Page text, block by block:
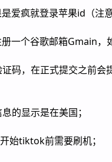
爱疯就登录苹果id（注
一个谷歌邮箱Gmain，
码，在正式提交之前会
的显示是在美国；
始tiktok前需要刷机；